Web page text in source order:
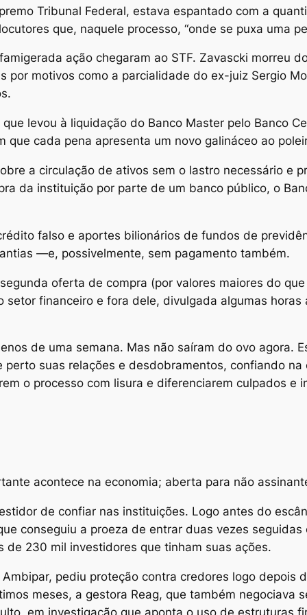
Tribunal Federal, estava espantado com a
que, naquele processo, “onde se puxa uma
ação chegaram ao STF. Zavascki morreu
por motivos como a parcialidade do ex-juiz Sergio
levou à liquidação do Banco Master pelo Banco
que cada pena apresenta um novo galináceo ao
a circulação de ativos sem o lastro necessário e
da instituição por parte de um banco público, o
falso e aportes bilionários de fundos de
—e, possivelmente, sem pagamento também.
oferta de compra (por valores maiores do
financeiro e fora dele, divulgada algumas
de uma semana. Mas não saíram do ovo agora.
perto suas relações e desdobramentos, confiando
o processo com lisura e diferenciarem culpados e
acontece na economia; aberta para não
de confiar nas instituições. Logo antes do
conseguiu a proeza de entrar duas vezes
de 230 mil investidores que tinham suas ações.
pediu proteção contra credores logo depois
meses, a gestora Reag, que também negociava
em investigação que aponta o uso de estruturas